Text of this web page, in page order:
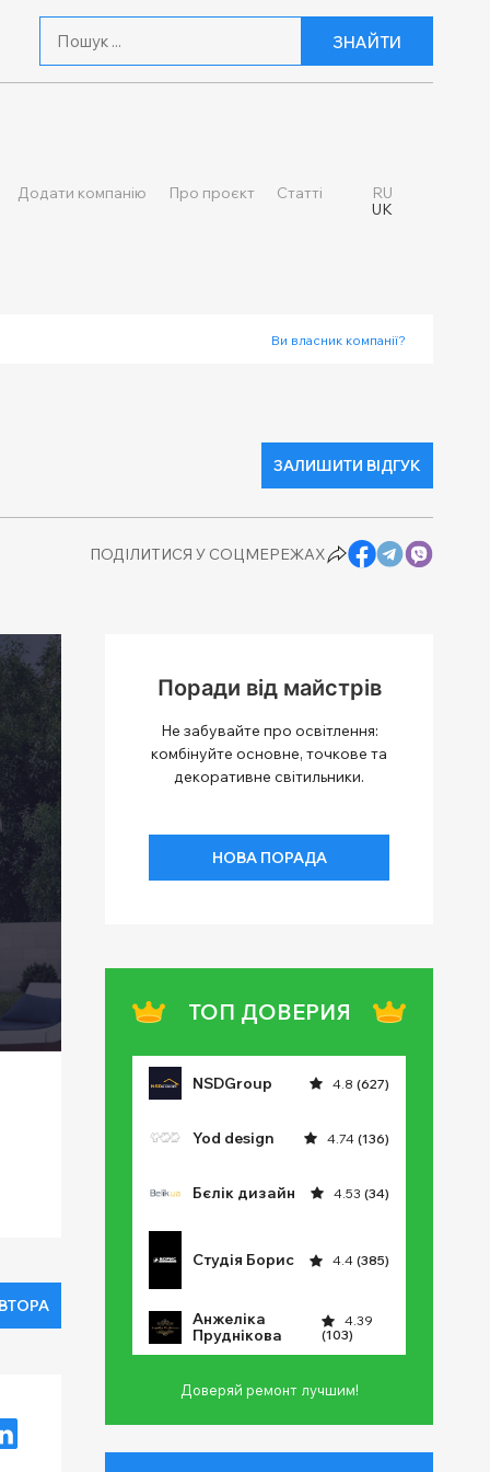
ЗНАЙТИ
Додати компанію Про проєкт Статті
RU
UK
Ви власник компанії?
ЗАЛИШИТИ ВІДГУК
ПОДІЛИТИСЯ У СОЦМЕРЕЖАХ
Поради від майстрів
Не забувайте про освітлення:
комбінуйте основне, точкове та
декоративне світильники.
НОВА ПОРАДА
ТОП ДОВЕРИЯ
NSDGroup 4.8 (627)
Yod design 4.74 (136)
Бєлік дизайн 4.53 (34)
Студія Борис 4.4 (385)
Анжеліка
Пруднікова
4.39
(103)
Доверяй ремонт лучшим!